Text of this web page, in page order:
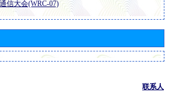
信大会(WRC-07)
联系人